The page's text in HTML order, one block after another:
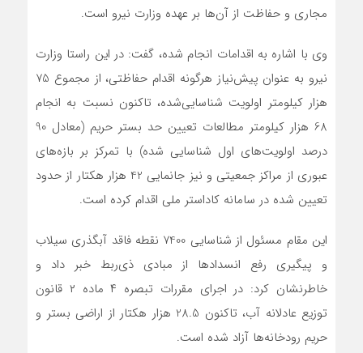
مجاری و حفاظت از آن‌ها بر عهده وزارت نیرو است.
وی با اشاره به اقدامات انجام شده، گفت: در این راستا وزارت
نیرو به عنوان پیش‌نیاز هرگونه اقدام حفاظتی، از مجموع 75
هزار کیلومتر اولویت شناسایی‌شده، تاکنون نسبت به انجام
68 هزار کیلومتر مطالعات تعیین حد بستر حریم (معادل 90
درصد اولویت‌های اول شناسایی شده) با تمرکز بر بازه‌های
عبوری از مراکز جمعیتی و نیز جانمایی 42 هزار هکتار از حدود
تعیین شده در سامانه کاداستر ملی اقدام کرده است.
این مقام مسئول از شناسایی 7400 نقطه فاقد آبگذري سيلاب
و پيگيري رفع انسدادها از مبادی ذی‌ربط خبر داد و
خاطرنشان کرد: در اجرای مقررات تبصره ۴ ماده ۲ قانون
توزیع عادلانه آب، تاکنون 28.5 هزار هکتار از اراضی بستر و
حریم رودخانه‌ها آزاد شده است.